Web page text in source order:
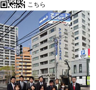
こちら